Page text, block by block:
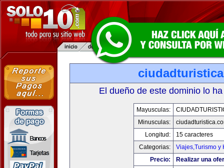
El dueño de este dominio lo
Mayusculas:
Minusculas:
Longitud:
15 caracteres
Categorias:
Viajes,Turismo y
Precio:
Realizar una